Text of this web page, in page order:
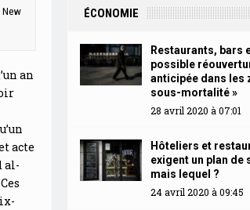
an
acte
al-
ÉCONOMIE
Restaurants, bars
possible
anticipée dans les
sous-mortalité »
28 avril 2020 à 07:01
Hôteliers et
exigent un plan de
mais lequel ?
24 avril 2020 à 09:45